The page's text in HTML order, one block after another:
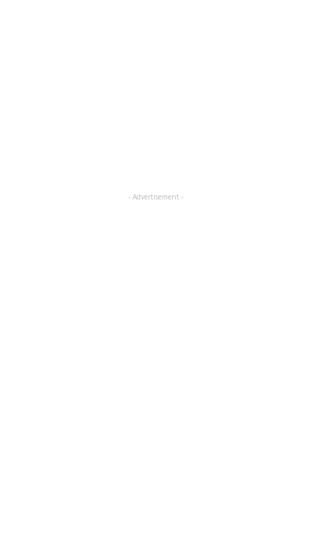
- Advertisement -